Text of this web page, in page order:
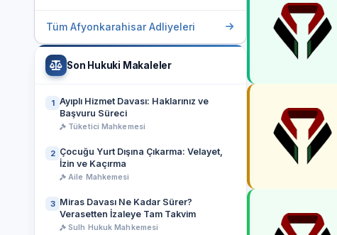
Tüm Afyonkarahisar Adliyeleri
Son Hukuki Makaleler
1 Ayıplı Hizmet Davası: Haklarınız ve
Başvuru Süreci
Tüketici Mahkemesi
2 Çocuğu Yurt Dışına Çıkarma: Velayet,
İzin ve Kaçırma
Aile Mahkemesi
3 Miras Davası Ne Kadar Sürer?
Verasetten İzaleye Tam Takvim
Sulh Hukuk Mahkemesi